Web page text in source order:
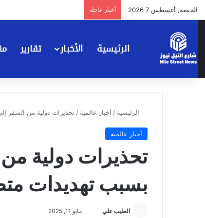
الجمعة, أغسطس 7 2026 أخبار عاجلة
الرئيسية الأخبار تقارير
الرئيسية / أخبار عالمية / تحذيرات دولية من السفر
أخبار عالمية
تحذيرات دولية
بسبب تهديدات
الطيب علي مايو 11, 2025